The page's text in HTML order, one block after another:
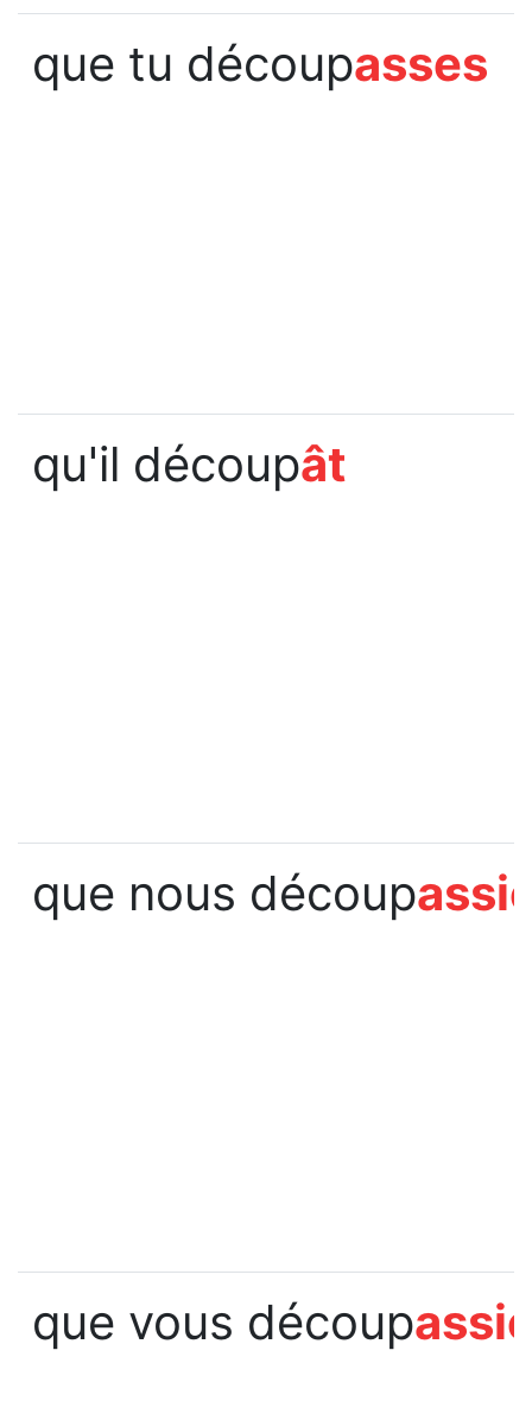
que tu découpasses
qu'il découpât
que nous découp
que vous découp